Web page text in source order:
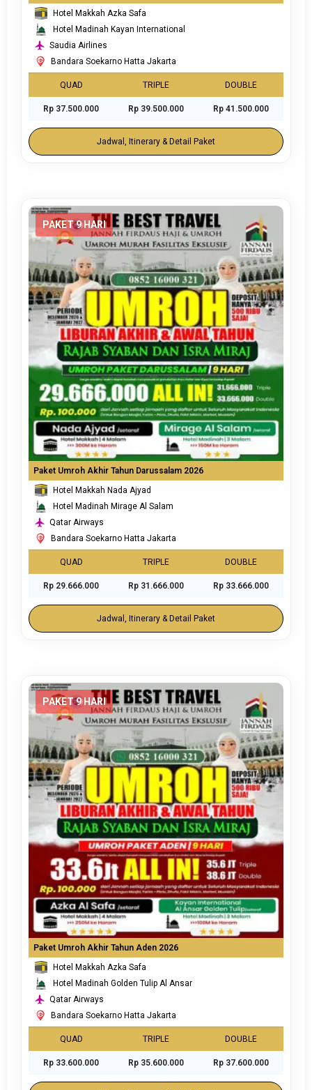
Hotel Makkah Azka Safa
Hotel Madinah Kayan International
Saudia Airlines
Bandara Soekarno Hatta Jakarta
QUAD TRIPLE DOUBLE
Rp 37.500.000 Rp 39.500.000 Rp 41.500.000
Jadwal, Itinerary & Detail Paket
PAKET 9 HARI
Paket Umroh Akhir Tahun Darussalam 2026
Hotel Makkah Nada Ajyad
Hotel Madinah Mirage Al Salam
Qatar Airways
Bandara Soekarno Hatta Jakarta
QUAD TRIPLE DOUBLE
Rp 29.666.000 Rp 31.666.000 Rp 33.666.000
Jadwal, Itinerary & Detail Paket
PAKET 9 HARI
Paket Umroh Akhir Tahun Aden 2026
Hotel Makkah Azka Safa
Hotel Madinah Golden Tulip Al Ansar
Qatar Airways
Bandara Soekarno Hatta Jakarta
QUAD TRIPLE DOUBLE
Rp 33.600.000 Rp 35.600.000 Rp 37.600.000